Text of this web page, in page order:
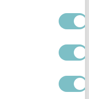
5224